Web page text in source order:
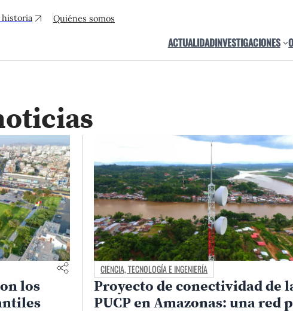
historia Quiénes somos
ACTUALIDADINVESTIGACIONES
los
CIENCIA, TECNOLOGÍA E INGENIERÍA
Proyecto de conectividad de
PUCP en Amazonas: una red